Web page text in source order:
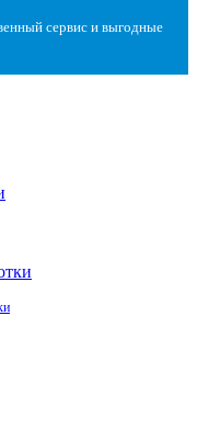
сервис и выгодные